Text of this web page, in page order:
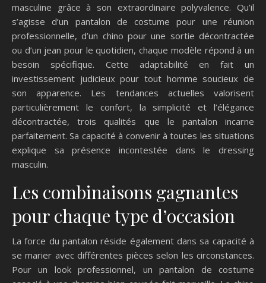
masculine grâce à son extraordinaire polyvalence. Qu’il
s’agisse d’un pantalon de costume pour une réunion
professionnelle, d’un chino pour une sortie décontractée
ou d’un jean pour le quotidien, chaque modèle répond à un
besoin spécifique. Cette adaptabilité en fait un
investissement judicieux pour tout homme soucieux de
son apparence. Les tendances actuelles valorisent
particulièrement le confort, la simplicité et l’élégance
décontractée, trois qualités que le pantalon incarne
parfaitement. Sa capacité à convenir à toutes les situations
explique sa présence incontestée dans le dressing
masculin.
Les combinaisons gagnantes
pour chaque type d’occasion
La force du pantalon réside également dans sa capacité à
se marier avec différentes pièces selon les circonstances.
Pour un look professionnel, un pantalon de costume